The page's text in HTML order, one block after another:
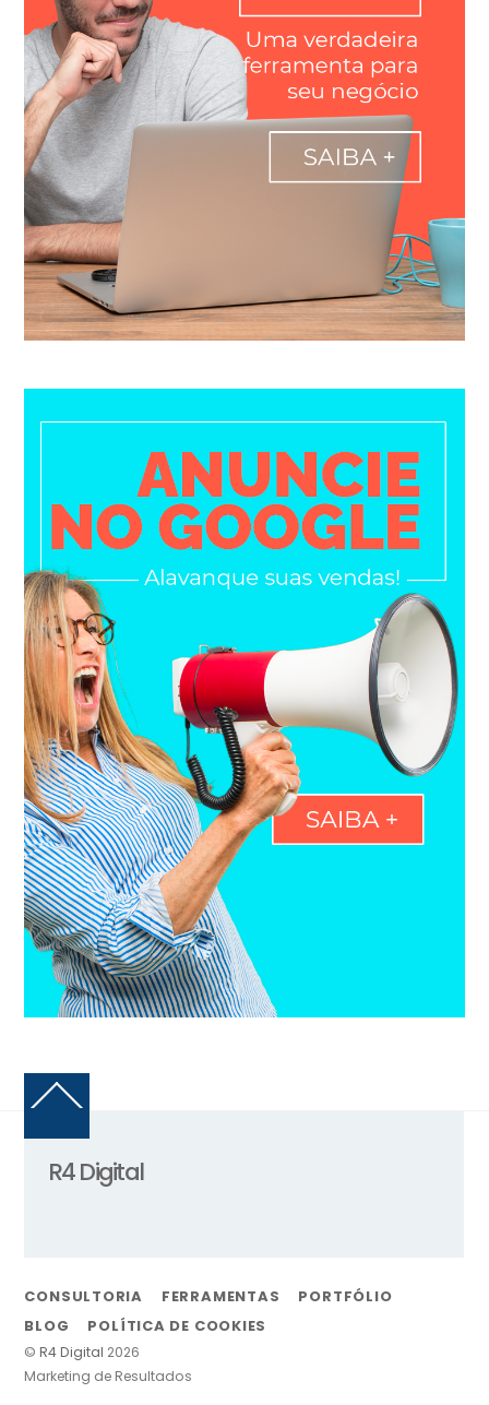
Back
Top
R4 Digital
CONSULTORIA FERRAMENTAS
PORTFÓLIO
BLOG
POLÍTICA DE COOKIES
©R4 Digital 2026
Marketing de Resultados